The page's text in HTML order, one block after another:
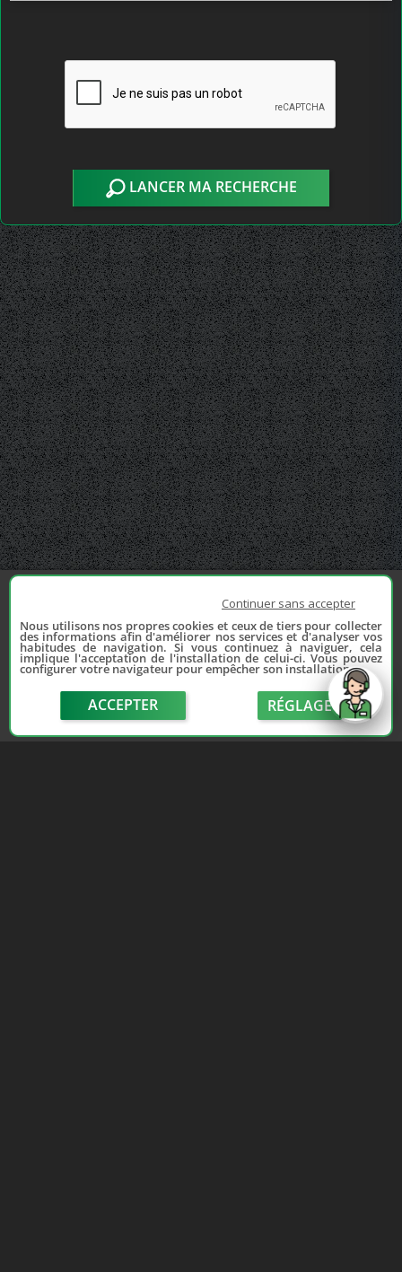
LANCER MA RECHERCHE
Continuer sans accepter
Nous utilisons nos propres cookies et ceux de tiers pour collecter
des informations afin d'améliorer nos services et d'analyser vos
habitudes de navigation. Si vous continuez à naviguer, cela
implique l'acceptation de l'installation de celui-ci. Vous pouvez
configurer votre navigateur pour empêcher son installation.
ACCEPTER RÉGLAGE